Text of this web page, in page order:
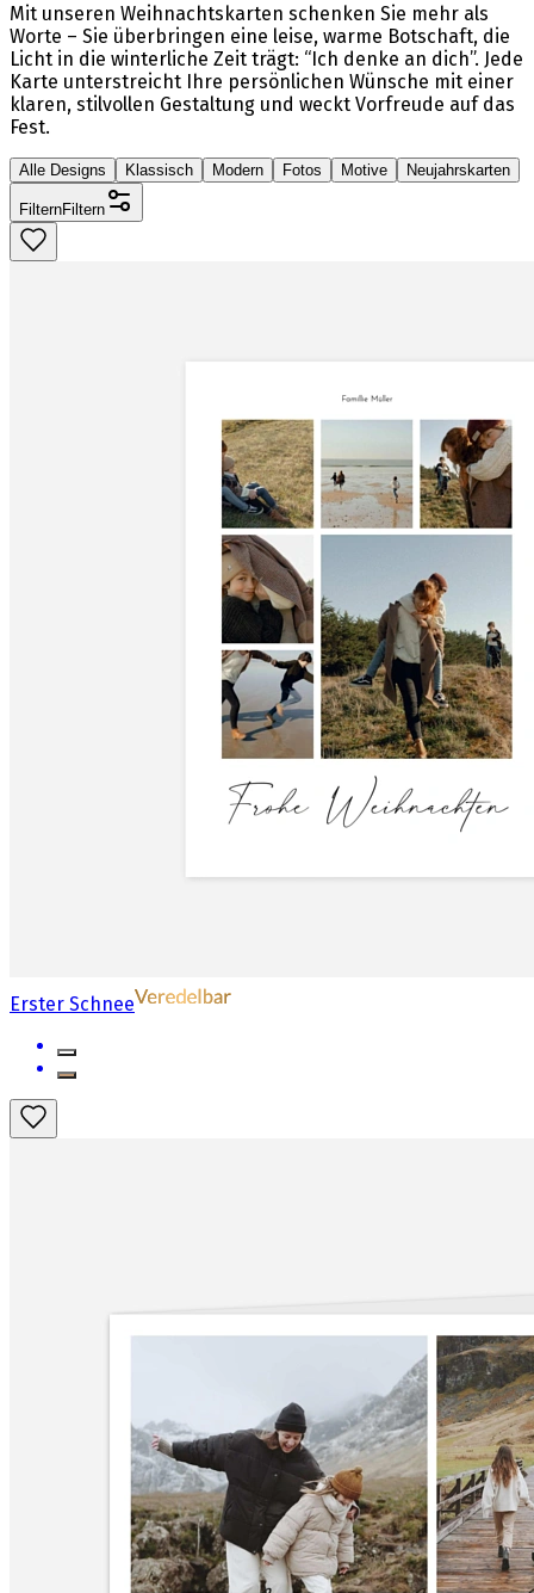
Mit unseren Weihnachtskarten schenken Sie mehr als
Worte – Sie überbringen eine leise, warme Botschaft, die
Licht in die winterliche Zeit trägt: “Ich denke an dich”. Jede
Karte unterstreicht Ihre persönlichen Wünsche mit einer
klaren, stilvollen Gestaltung und weckt Vorfreude auf das
Fest.
Alle Designs Klassisch Modern Fotos Motive Neujahrskarten
FilternFiltern
Erster Schnee